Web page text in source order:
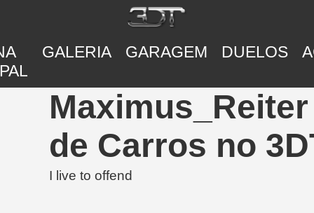
GALERIA GARAGEM DUELOS
de Carros no
I live to offend